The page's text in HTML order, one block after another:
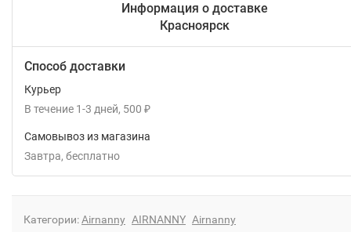
Информация о доставке
Красноярск
Способ доставки
Курьер
В течение 1-3 дней 500 ₽
Самовывоз из магазина
Завтра
Бесплатно
Категории:Airnanny AIRNANNY Airnanny